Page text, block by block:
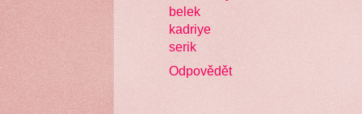
belek
kadriye
serik
Odpovědět